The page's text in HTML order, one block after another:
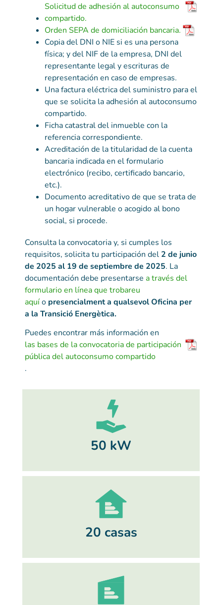
Solicitud de adhesión al autoconsumo
compartido.
Orden SEPA de domiciliación bancaria.
Copia del DNI o NIE si es una persona
física; y del NIF de la empresa, DNI del
representante legal y escrituras de
representación en caso de empresas.
Una factura eléctrica del suministro para el
que se solicita la adhesión al autoconsumo
compartido.
Ficha catastral del inmueble con la
referencia correspondiente.
Acreditación de la titularidad de la cuenta
bancaria indicada en el formulario
electrónico (recibo, certificado bancario,
etc.).
Documento acreditativo de que se trata de
un hogar vulnerable o acogido al bono
social, si procede.
Consulta la convocatoria y, si cumples los
requisitos, solicita tu participación del 2 de junio
de 2025 al 19 de septiembre de 2025. La
documentación debe presentarse a través del
formulario en línea que trobareu
aquío presencialment a qualsevol Oficina per
a la Transició Energètica.
Puedes encontrar más información en
las bases de la convocatoria de participación
pública del autoconsumo compartido
.
50 kW
20 casas